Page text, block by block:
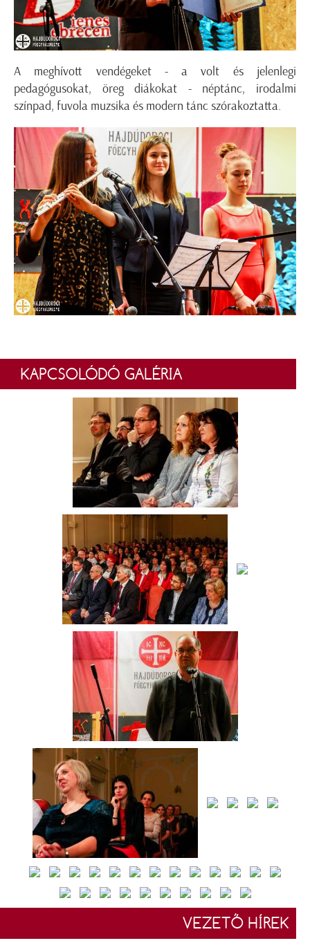
A meghívott vendégeket - a volt és jelenlegi
pedagógusokat, öreg diákokat - néptánc, irodalmi
színpad, fuvola muzsika és modern tánc szórakoztatta.
KAPCSOLÓDÓ GALÉRIA
VEZETŐ HÍREK